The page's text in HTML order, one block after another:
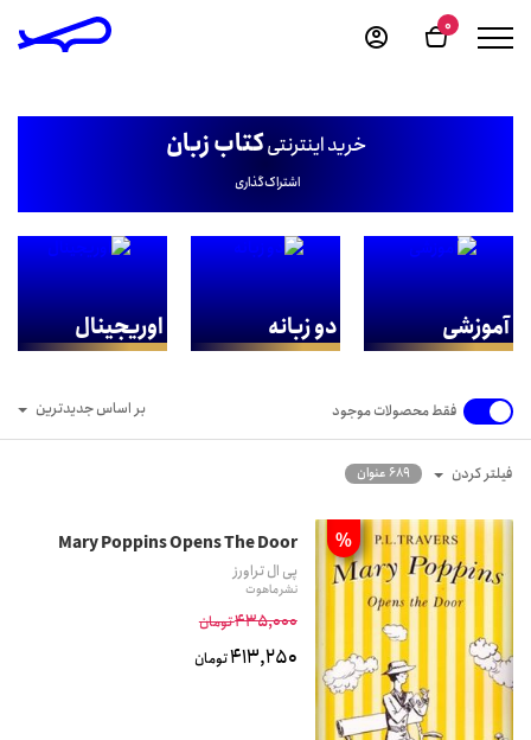
0
خرید اینترنتیکتاب زبان
اشتراک‌گذاری
آموزشی دو زبانه اوریجینال
فقط محصولات موجود بر اساس جدیدترین
فیلتر کردن 689 عنوان
%
Mary Poppins Opens The Door
پی ال تراورز
نشر ماهوت
435,000تومان
413,250تومان